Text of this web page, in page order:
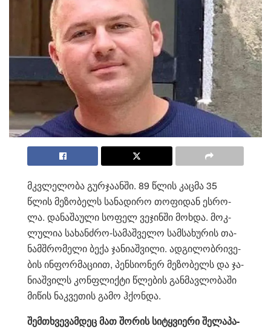
მკვლე­ლო­ბა გურ­ჯა­ან­ში. 89 წლის კაც­მა 35
წლის მე­ზო­ბელს სა­ნა­დი­რო თო­ფი­დან ეს­რო­
ლა. და­ნა­შა­უ­ლი სო­ფელ ვე­ჯინ­ში მოხ­და. მოკ­
ლუ­ლია სა­ხან­ძრო-სა­მაშ­ვე­ლო სამ­სა­ხუ­რის თა­
ნამ­შრო­მე­ლი ბექა ჯა­ნი­აშ­ვი­ლი. ად­გი­ლობ­რი­ვე­
ბის ინ­ფორ­მა­ცი­ით, პენ­სი­ო­ნერ მე­ზო­ბელს და ჯა­
ნი­აშ­ვილს კონ­ფლიქ­ტი წლე­ბის გან­მავ­ლო­ბა­ში
მი­წის ნაკ­ვე­თის გამო ჰქონ­და.
შემ­თხვე­ვამ­დეც მათ შო­რის სი­ტყვი­ე­რი შე­ლა­პა­